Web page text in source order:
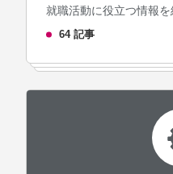
就職活動に役立つ情報を
64 記事